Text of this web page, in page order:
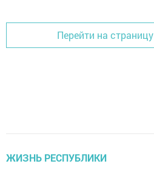
Перейти на
ЖИЗНЬ РЕСПУБЛИКИ